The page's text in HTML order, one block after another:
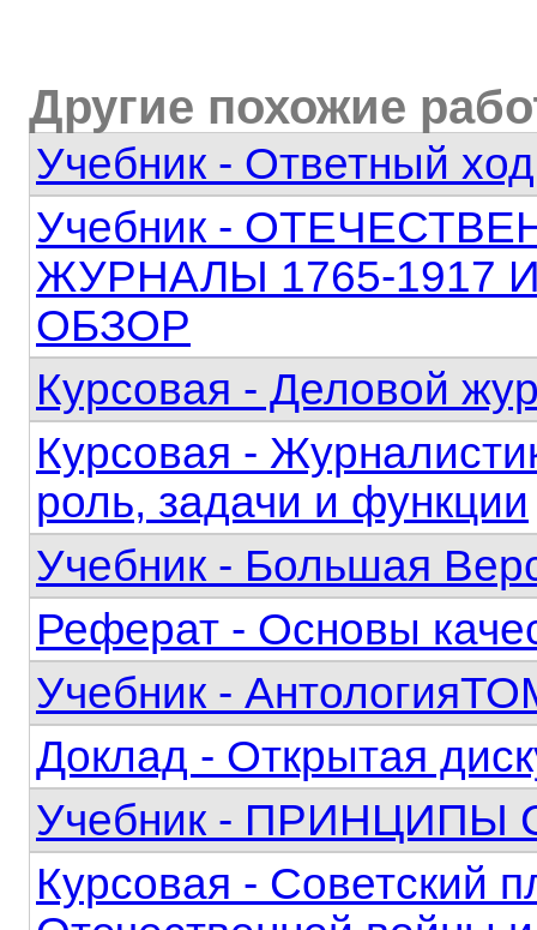
Другие похожие
Учебник - Ответный
Учебник -
ЖУРНАЛЫ 1765-1917
ОБЗОР
Курсовая - Деловой
Курсовая -
роль, задачи и функции
Учебник - Большая
Реферат - Основы
Учебник -
Доклад - Открытая
Учебник -
Курсовая - Советский